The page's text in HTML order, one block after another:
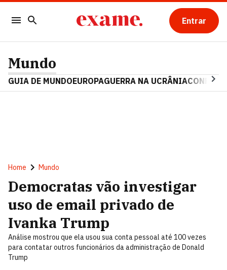
Entrar
Mundo
GUIA DE MUNDOEUROPAGUERRA NA UCRÂNIA
Home Mundo
Democratas vão investigar
uso de email privado de
Ivanka Trump
Análise mostrou que ela usou sua conta pessoal até 100 vezes
para contatar outros funcionários da administração de Donald
Trump